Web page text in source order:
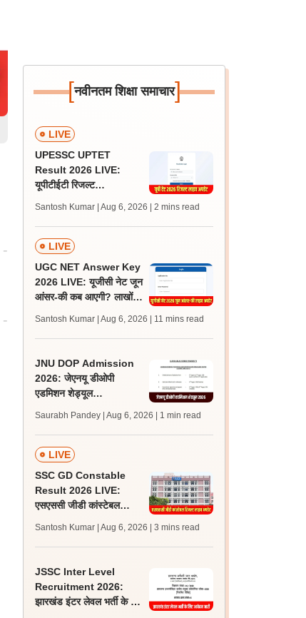
[नवीनतम शिक्षा समाचार]
LIVE
UPESSC UPTET
Result 2026 LIVE:
यूपीटीईटी रिजल्ट
जल्द, जानें लेटेस्ट अपडेट,
पासिंग मार्क्स
Santosh Kumar | Aug 6, 2026 | 2 mins read
LIVE
UGC NET Answer Key
2026 LIVE: यूजीसी नेट जून
आंसर-की कब आएगी? लाखों
Santosh Kumar | Aug 6, 2026 | 11 mins read
JNU DOP Admission
2026: जेएनयू डीओपी
एडमिशन शेड्यूल
24 अगस्त को जारी होगी मेरिट
लिस्ट
Saurabh Pandey | Aug 6, 2026 | 1 min read
LIVE
SSC GD Constable
Result 2026 LIVE:
एसएससी जीडी कांस्टेबल
लेटेस्ट अपडेट, स्कोरकार्ड लिंक
Santosh Kumar | Aug 6, 2026 | 3 mins read
JSSC Inter Level
Recruitment 2026:
झारखंड इंटर लेवल भर्ती के लिए